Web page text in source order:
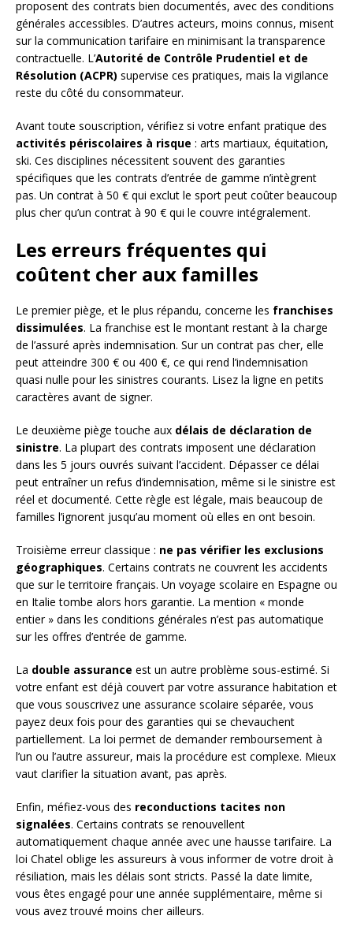
proposent des contrats bien documentés, avec des conditions
générales accessibles. D’autres acteurs, moins connus, misent
sur la communication tarifaire en minimisant la transparence
contractuelle. L’Autorité de Contrôle Prudentiel et de
Résolution (ACPR) supervise ces pratiques, mais la vigilance
reste du côté du consommateur.
Avant toute souscription, vérifiez si votre enfant pratique des
activités périscolaires à risque : arts martiaux, équitation,
ski. Ces disciplines nécessitent souvent des garanties
spécifiques que les contrats d’entrée de gamme n’intègrent
pas. Un contrat à 50 € qui exclut le sport peut coûter beaucoup
plus cher qu’un contrat à 90 € qui le couvre intégralement.
Les erreurs fréquentes qui
coûtent cher aux familles
Le premier piège, et le plus répandu, concerne les franchises
dissimulées. La franchise est le montant restant à la charge
de l’assuré après indemnisation. Sur un contrat pas cher, elle
peut atteindre 300 € ou 400 €, ce qui rend l’indemnisation
quasi nulle pour les sinistres courants. Lisez la ligne en petits
caractères avant de signer.
Le deuxième piège touche aux délais de déclaration de
sinistre. La plupart des contrats imposent une déclaration
dans les 5 jours ouvrés suivant l’accident. Dépasser ce délai
peut entraîner un refus d’indemnisation, même si le sinistre est
réel et documenté. Cette règle est légale, mais beaucoup de
familles l’ignorent jusqu’au moment où elles en ont besoin.
Troisième erreur classique : ne pas vérifier les exclusions
géographiques. Certains contrats ne couvrent les accidents
que sur le territoire français. Un voyage scolaire en Espagne ou
en Italie tombe alors hors garantie. La mention « monde
entier » dans les conditions générales n’est pas automatique
sur les offres d’entrée de gamme.
La double assurance est un autre problème sous-estimé. Si
votre enfant est déjà couvert par votre assurance habitation et
que vous souscrivez une assurance scolaire séparée, vous
payez deux fois pour des garanties qui se chevauchent
partiellement. La loi permet de demander remboursement à
l’un ou l’autre assureur, mais la procédure est complexe. Mieux
vaut clarifier la situation avant, pas après.
Enfin, méfiez-vous des reconductions tacites non
signalées. Certains contrats se renouvellent
automatiquement chaque année avec une hausse tarifaire. La
loi Chatel oblige les assureurs à vous informer de votre droit à
résiliation, mais les délais sont stricts. Passé la date limite,
vous êtes engagé pour une année supplémentaire, même si
vous avez trouvé moins cher ailleurs.